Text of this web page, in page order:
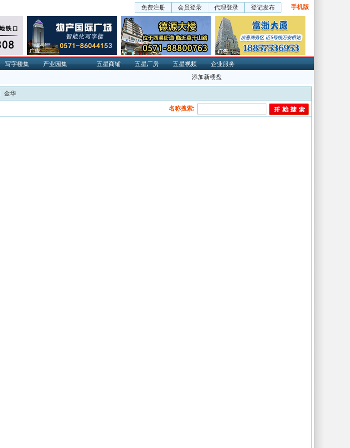
免费注册 会员登录 代理登录 登记发布 手机版
写字楼集 产业园集 五星商铺 五星厂房 五星视频
企业服务
添加新楼盘
金华
名称搜索: